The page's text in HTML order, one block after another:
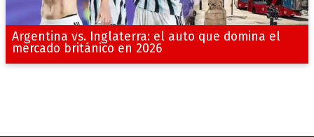
Argentina vs. Inglaterra: el auto que domina el
mercado británico en 2026